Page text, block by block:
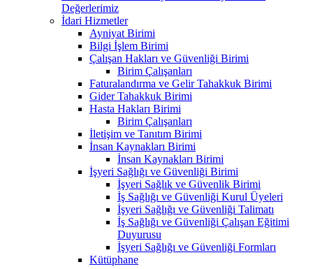
Değerlerimiz
İdari Hizmetler
Ayniyat Birimi
Bilgi İşlem Birimi
Çalışan Hakları ve Güvenliği Birimi
Birim Çalışanları
Faturalandırma ve Gelir Tahakkuk Birimi
Gider Tahakkuk Birimi
Hasta Hakları Birimi
Birim Çalışanları
İletişim ve Tanıtım Birimi
İnsan Kaynakları Birimi
İnsan Kaynakları Birimi
İşyeri Sağlığı ve Güvenliği Birimi
İşyeri Sağlık ve Güvenlik Birimi
İş Sağlığı ve Güvenliği Kurul Üyeleri
İşyeri Sağlığı ve Güvenliği Talimatı
İş Sağlığı ve Güvenliği Çalışan Eğitimi
Duyurusu
İşyeri Sağlığı ve Güvenliği Formları
Kütüphane